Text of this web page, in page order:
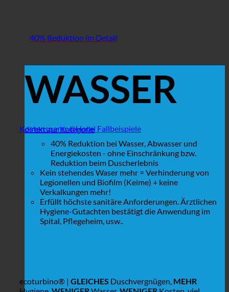
40% Reduktion im Detail
WASSER
direkt zur Kategorie
Kostensparer @Hotel Fallbeispiele
40% Reduktion bei Wasser, Abwasser und
Energiekosten - ohne Einschränkung bzw.
Reduktion beim Duscherlebnis
Kein stehendes Waser mehr = Verhinderung von
Legionellen und Biofilm (Keime) + keine
Verkalkungen mehr!
Erfüllt höchste sanitäre Anforderungen. Ärztlichen
Hygiene-Gutachten bestätigt die Anwendung im
Spital, Pflegeheim, usw..
ecoturbino® | GLEICHES Duschvergnügen, MEHR